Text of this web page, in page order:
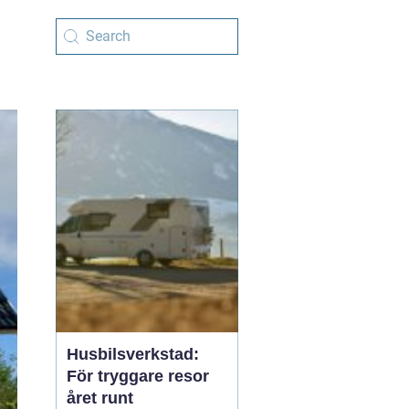
Husbilsverkstad:
För tryggare resor
året runt